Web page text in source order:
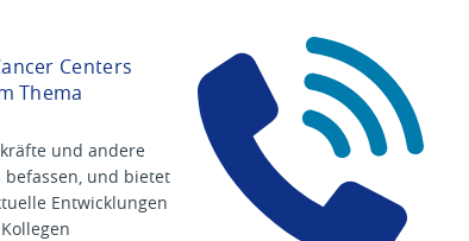
Centers
Thema
und andere
und bietet
Entwicklungen